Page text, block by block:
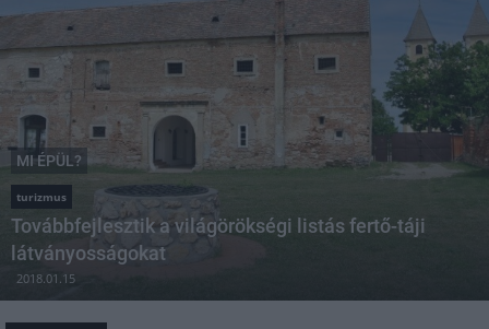
MI ÉPÜL?
turizmus
Továbbfejlesztik a világörökségi listás fertő-táji
látványosságokat
2018.01.15